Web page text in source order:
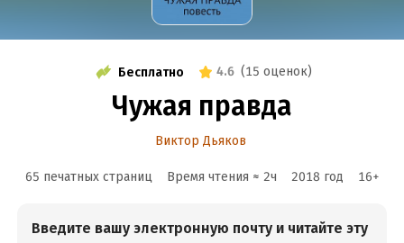
Бесплатно 4.6 (15 оценок)
Чужая правда
Виктор Дьяков
65 печатных страниц Время чтения ≈ 2ч 2018 год 16+
Введите вашу электронную почту и читайте эту